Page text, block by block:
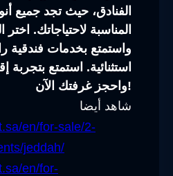
الفنادق، حيث تجد جميع
المناسبة لاحتياجاتك.
واستمتع بخدمات فندقية
استثنائية. استمتع بتجربة
واحجز غرفتك الآن!
شاهد أيضا
en/for-sale/2-
jeddah/
en/for-